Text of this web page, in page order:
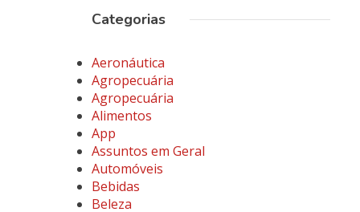
Categorias
Aeronáutica
Agropecuária
Agropecuária
Alimentos
App
Assuntos em Geral
Automóveis
Bebidas
Beleza